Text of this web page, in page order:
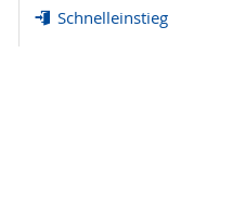
Schnelleinstieg